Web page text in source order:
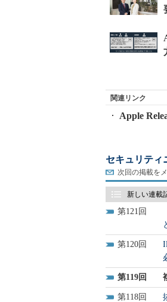
関連リンク
Apple
セキュリティ
次回の掲載を
新しい連載
121
120
119
118